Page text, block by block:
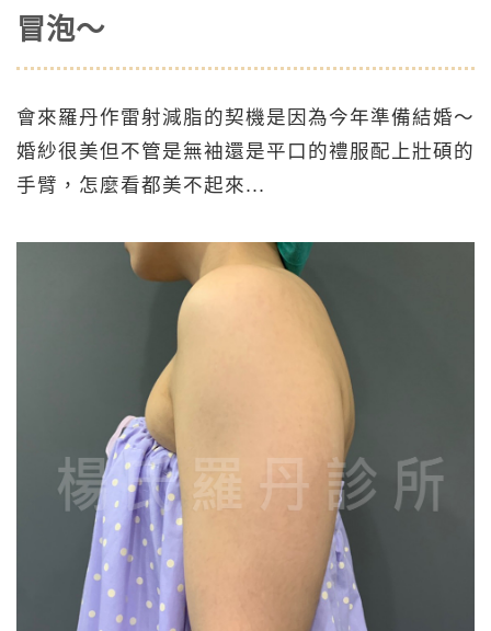
冒泡～
會來羅丹作雷射減脂的契機是因為今年準備結婚～
婚紗很美但不管是無袖還是平口的禮服配上壯碩的
手臂，怎麼看都美不起來...